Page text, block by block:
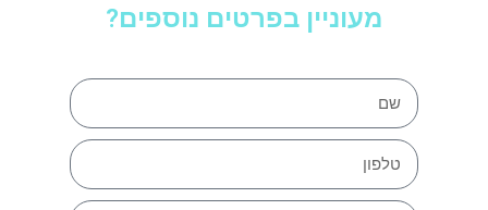
מעוניין בפרטים נוספים?